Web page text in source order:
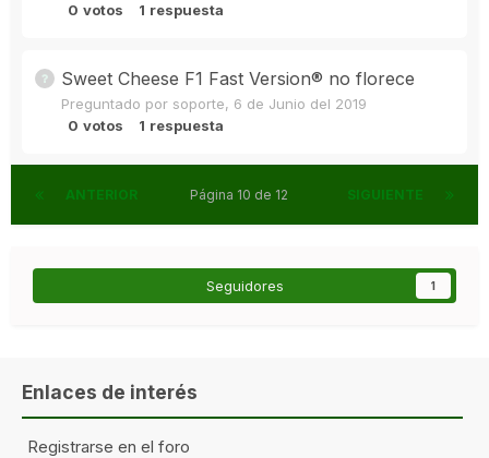
0 votos 1 respuesta
Sweet Cheese F1 Fast Version® no florece
Preguntado por soporte, 6 de Junio del 2019
0 votos 1 respuesta
ANTERIOR SIGUIENTE
Página 10 de 12
Seguidores 1
Enlaces de interés
Registrarse en el foro